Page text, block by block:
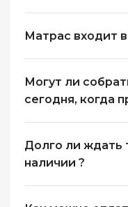
Матрас входит
Могут ли
сегодня, когда
Долго ли ждать
наличии ?